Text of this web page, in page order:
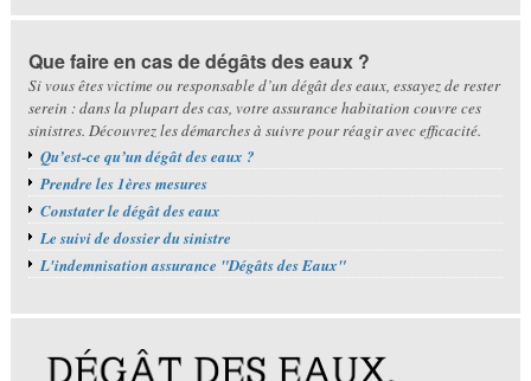
Que faire en cas de dégâts des eaux ?
Si vous êtes victime ou responsable d’un dégât des eaux, essayez de rester
serein : dans la plupart des cas, votre assurance habitation couvre ces
sinistres. Découvrez les démarches à suivre pour réagir avec efficacité.
Qu’est-ce qu’un dégât des eaux ?
Prendre les 1ères mesures
Constater le dégât des eaux
Le suivi de dossier du sinistre
L'indemnisation assurance "Dégâts des Eaux"